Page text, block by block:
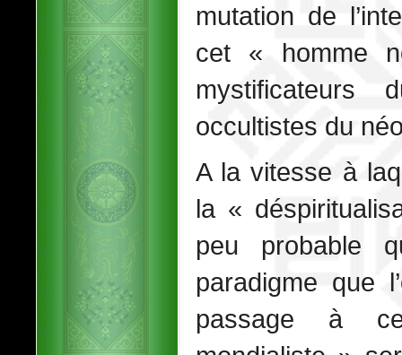
mutation de
cet « homme
occultistes du
A la vitesse à
la «
peu probable
paradigme que
passage à